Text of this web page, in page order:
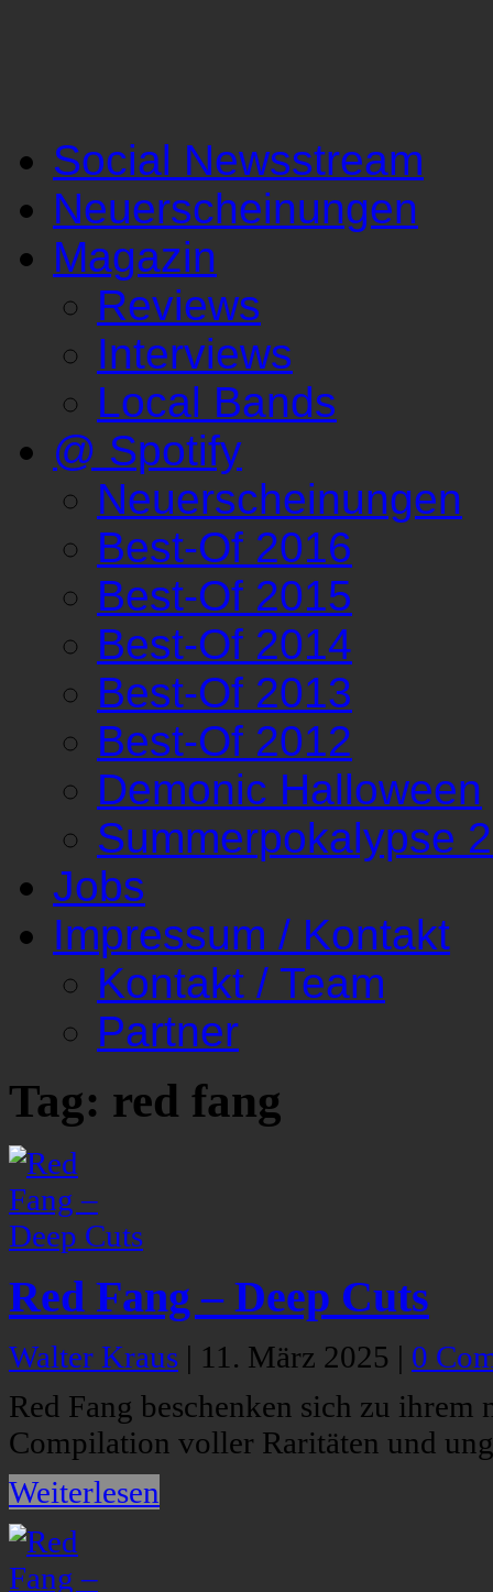
Social Newsstream
Neuerscheinungen
Magazin
Reviews
Interviews
Local Bands
@ Spotify
Neuerscheinungen
Best-Of 2016
Best-Of 2015
Best-Of 2014
Best-Of 2013
Best-Of 2012
Demonic Halloween
Summerpokalypse
Jobs
Impressum / Kontakt
Kontakt / Team
Partner
Tag: red fang
Red Fang – Deep Cuts
Walter Kraus | 11. März 2025 | 0
Red Fang beschenken sich zu
Compilation voller Raritäten und
Weiterlesen